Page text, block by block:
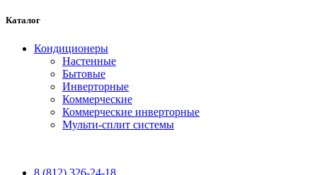
Каталог
Кондиционеры
Настенные
Бытовые
Инверторные
Коммерческие
Коммерческие инверторные
Мульти-сплит системы
8 (812) 326-24-18